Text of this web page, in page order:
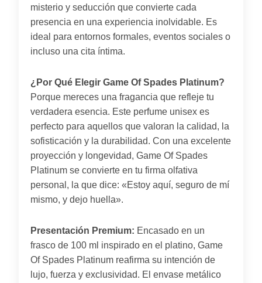
misterio y seducción que convierte cada
presencia en una experiencia inolvidable. Es
ideal para entornos formales, eventos sociales o
incluso una cita íntima.
¿Por Qué Elegir Game Of Spades Platinum?
Porque mereces una fragancia que refleje tu
verdadera esencia. Este perfume unisex es
perfecto para aquellos que valoran la calidad, la
sofisticación y la durabilidad. Con una excelente
proyección y longevidad, Game Of Spades
Platinum se convierte en tu firma olfativa
personal, la que dice: «Estoy aquí, seguro de mí
mismo, y dejo huella».
Presentación Premium: Encasado en un
frasco de 100 ml inspirado en el platino, Game
Of Spades Platinum reafirma su intención de
lujo, fuerza y exclusividad. El envase metálico